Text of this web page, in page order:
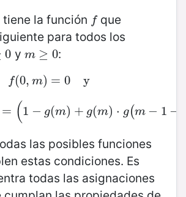
tiene la función f
fque
para todos los
0 y m ≥ 0
m≥0 :
f(0, m) = 0 y
f( 0,m )= 0y
= (1 − g(m) + g(m) ⋅ g(m − 1 −
+1 ,m) =( 1−g(m) +g(m )⋅ g(m−1 −f (n
las posibles funciones
estas condiciones. Es
todas las asignaciones